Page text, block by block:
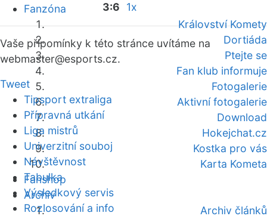
Fanzóna
Království Komety
Dortiáda
Ptejte se
Fan klub informuje
Fotogalerie
Aktivní fotogalerie
Download
Hokejchat.cz
Kostka pro vás
Karta Kometa
Fanshop
Archiv
Archiv článků
3:6
1x
Vaše připomínky k této stránce uvítáme na
webmaster@esports.cz.
Tweet
Tipsport extraliga
Přípravná utkání
Liga mistrů
Univerzitní souboj
Návštěvnost
Tabulka
Výsledkový servis
Rozlosování a info